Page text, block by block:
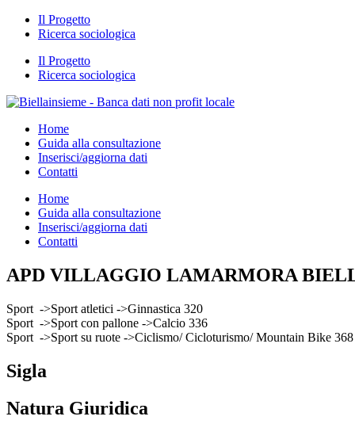
Il Progetto
Ricerca sociologica
Il Progetto
Ricerca sociologica
Home
Guida alla consultazione
Inserisci/aggiorna dati
Contatti
Home
Guida alla consultazione
Inserisci/aggiorna dati
Contatti
APD VILLAGGIO LAMARMORA
Sport ->Sport atletici ->Ginnastica 320
Sport ->Sport con pallone ->Calcio 336
Sport ->Sport su ruote ->Ciclismo/ Cicloturismo/ Mountain Bike 368
Sigla
Natura Giuridica